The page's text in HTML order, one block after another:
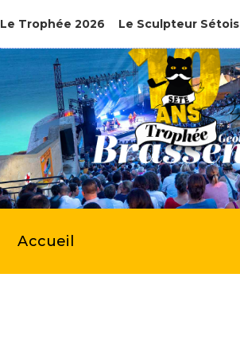
Le Trophée 2026 Le Sculpteur Sétois
Accueil